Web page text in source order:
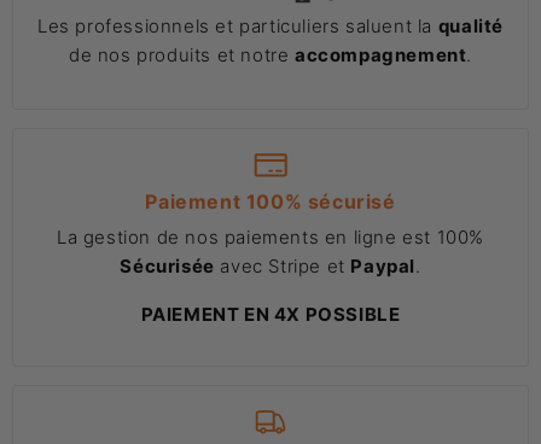
Les professionnels et particuliers saluent la qualité
de nos produits et notre accompagnement
Paiement 100% sécurisé
La gestion de nos paiements en ligne est 100%
Sécurisée avec Stripe et Paypal
PAIEMENT EN 4X POSSIBLE